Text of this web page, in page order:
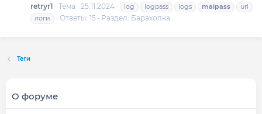
retryr1
Тема 25.11.2024 log logpass logs maipass
url
логи
Ответы: 15 Раздел: Барахолка
Теги
О форуме